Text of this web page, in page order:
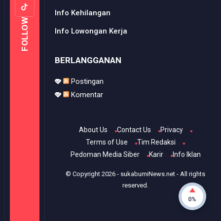
FOLLOW
Info Kehilangan
Info Lowongan Kerja
BERLANGGANAN
Postingan
Komentar
About Us Contact Us
Privacy
Terms of Use
Tim Redaksi
Pedoman Media Siber
Karir Info Iklan
© Copyright2026 - sukabumiNews.net - All rights
reserved.
0%